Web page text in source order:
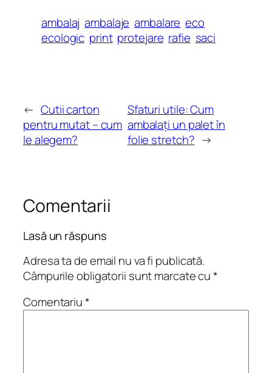
ambalaj ambalaje ambalare eco
ecologic print protejare rafie saci
← Cutii carton
pentru mutat – cum
le alegem?
Sfaturi utile: Cum
ambalați un palet în
folie stretch? →
Comentarii
Lasă un răspuns
Adresa ta de email nu va fi publicată.
Câmpurile obligatorii sunt marcate cu*
Comentariu*